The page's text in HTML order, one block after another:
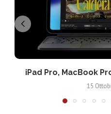
iPad Pro, MacBook
15